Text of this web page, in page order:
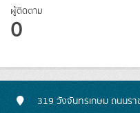
ผู้ติดตาม
0
319 วังจันทรเกษม ถนนร